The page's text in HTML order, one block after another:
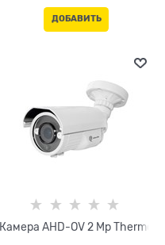
ДОБАВИТЬ
Камера AHD-OV 2 Mp Thermo